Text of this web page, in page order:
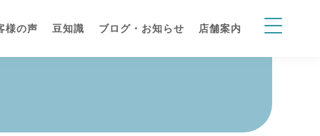
様の声 豆知識 ブログ・お知らせ 店舗案内